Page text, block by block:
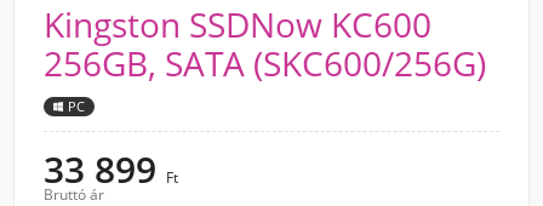
Kingston SSDNow KC600
256GB, SATA (SKC600/256G)
PC
33 899 Ft
Bruttó ár